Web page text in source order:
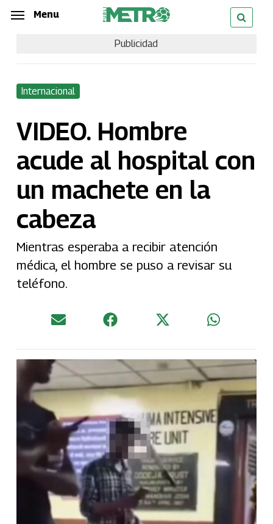
Skip
content
Menu
Publicidad
Internacional
VIDEO. Hombre
acude al hospital con
un machete en la
cabeza
Mientras esperaba a recibir atención
médica, el hombre se puso a revisar su
teléfono.
Menu